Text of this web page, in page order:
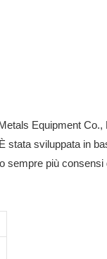
Equipment
sviluppata in
più